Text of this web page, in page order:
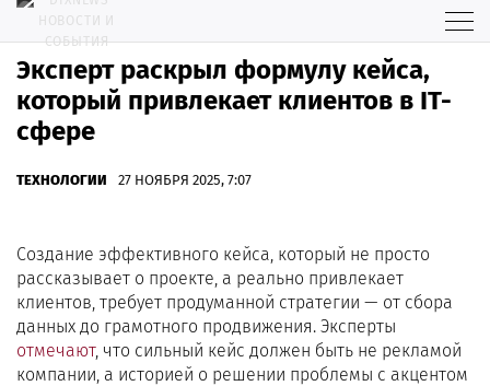
Эксперт раскрыл формулу кейса,
который привлекает клиентов в IT-
сфере
ТЕХНОЛОГИИ 27 НОЯБРЯ 2025, 7:07
Создание эффективного кейса, который не просто
рассказывает о проекте, а реально привлекает
клиентов, требует продуманной стратегии — от сбора
данных до грамотного продвижения. Эксперты
отмечают, что сильный кейс должен быть не рекламой
компании, а историей о решении проблемы с акцентом